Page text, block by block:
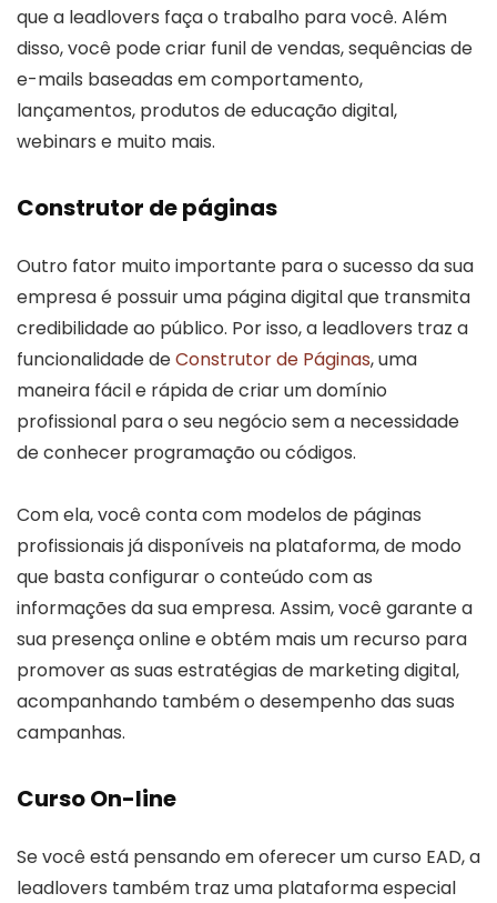
que a leadlovers faça o trabalho para você. Além
disso, você pode criar funil de vendas, sequências de
e-mails baseadas em comportamento,
lançamentos, produtos de educação digital,
webinars e muito mais.
Construtor de páginas
Outro fator muito importante para o sucesso da sua
empresa é possuir uma página digital que transmita
credibilidade ao público. Por isso, a leadlovers traz a
funcionalidade deConstrutor de Páginas, uma
maneira fácil e rápida de criar um domínio
profissional para o seu negócio sem a necessidade
de conhecer programação ou códigos.
Com ela, você conta com modelos de páginas
profissionais já disponíveis na plataforma, de modo
que basta configurar o conteúdo com as
informações da sua empresa. Assim, você garante a
sua presença online e obtém mais um recurso para
promover as suas estratégias de marketing digital,
acompanhando também o desempenho das suas
campanhas.
Curso On-line
Se você está pensando em oferecer um curso EAD, a
leadlovers também traz uma plataforma especial